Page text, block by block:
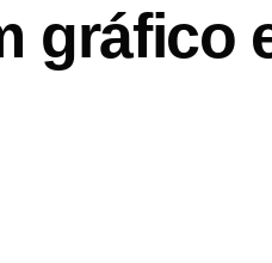
gráfico